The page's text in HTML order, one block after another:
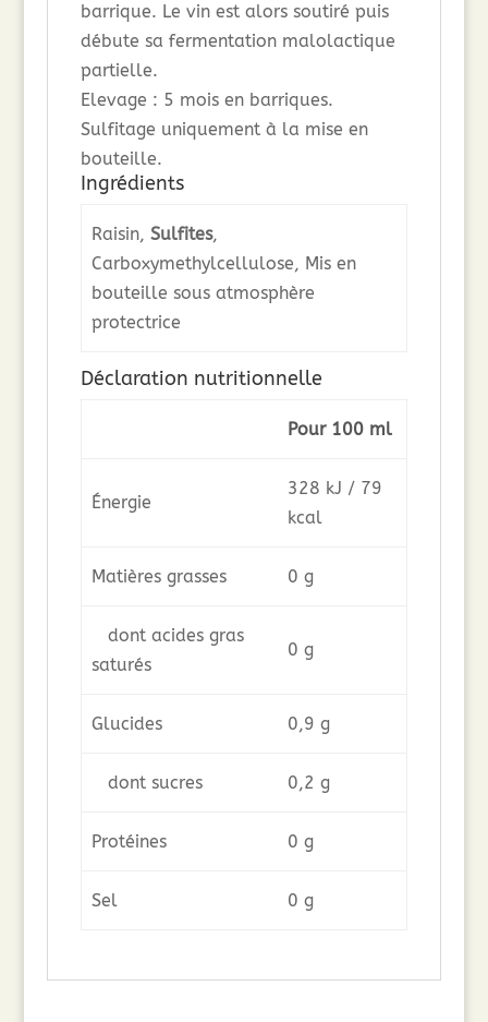
barrique. Le vin est alors soutiré puis
débute sa fermentation malolactique
partielle.
Elevage : 5 mois en barriques.
Sulfitage uniquement à la mise en
bouteille.
Ingrédients
Raisin, Sulfites,
Carboxymethylcellulose, Mis en
bouteille sous atmosphère
protectrice
Déclaration nutritionnelle
Pour 100 ml
Énergie
328 kJ / 79
kcal
Matières grasses 0 g
dont acides gras
saturés
0 g
Glucides 0,9 g
dont sucres 0,2 g
Protéines 0 g
Sel 0 g